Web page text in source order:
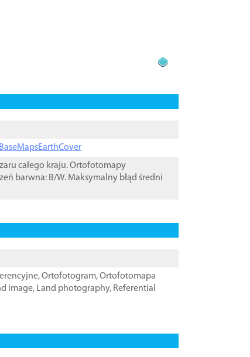
całego kraju. Ortofotomapy
barwna: B/W. Maksymalny błąd średni
,Ortofotogram,Ortofotomapa
image, Land photography, Referential